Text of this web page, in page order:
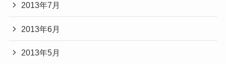
2013年7月
2013年6月
2013年5月